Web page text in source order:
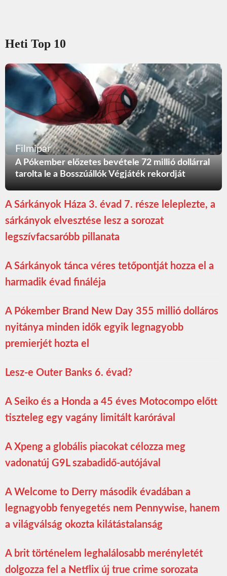
Heti Top 10
Filmipar
A Pókember előzetes bevétele 72 millió dollárral
tarolta le a Bosszúállók Végjáték rekordját
A Sárkányok Háza 3. évad 7. része leleplezte, a
sárkányok elvesztése lesz a sorozat
legszívfacsaróbb pillanata
A Sárkányok tánca véres tetőpontját hozza el a
harmadik évad fináléja
A Pókember Brand New Day 355 millió dolláros
nyitánya minden idők egyik legnagyobb
premierjét hozta el
Lesz-e Outer Banks 6. évad?
A Seiko és a Honda a 45 éves Motocompo előtt
tiszteleg egy vagány limitált karórával
A Xpeng a globális piacokat célozza meg
vadonatúj G9L szabadidő-autójával
A Welcome to Derry második évadában a
legnagyobb fenyegetés nem Pennywise, hanem
a világválság okozta kilátástalanság
A brit történelem leghalálosabb merényletét
dolgozza fel a Netflix új true crime sorozata